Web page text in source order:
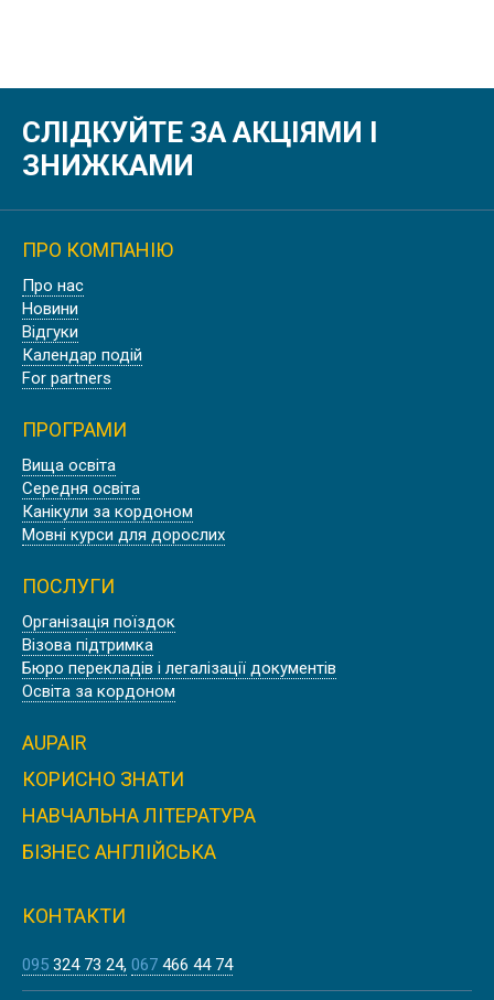
СЛІДКУЙТЕ ЗА АКЦІЯМИ І
ЗНИЖКАМИ
ПРО КОМПАНІЮ
Про нас
Новини
Відгуки
Календар подій
For partners
ПРОГРАМИ
Вища освіта
Середня освіта
Канікули за кордоном
Мовні курси для дорослих
ПОСЛУГИ
Організація поїздок
Візова підтримка
Бюро перекладів і легалізації документів
Освіта за кордоном
AUPAIR
КОРИСНО ЗНАТИ
НАВЧАЛЬНА ЛІТЕРАТУРА
БІЗНЕС АНГЛІЙСЬКА
КОНТАКТИ
095 324 73 24 067 466 44 74